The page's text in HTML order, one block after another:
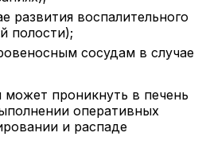
развития воспалительного
полости);
сосудам в случае
может проникнуть в печень
оперативных
и распаде